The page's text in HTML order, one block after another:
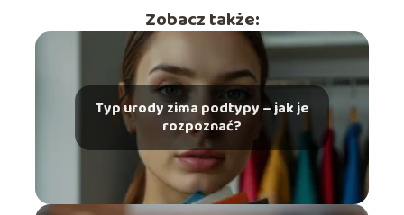
Zobacz także:
Typ urody zima podtypy – jak je
rozpoznać?